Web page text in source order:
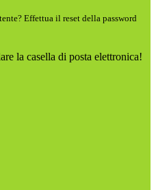
Effettua il reset della password
la casella di posta elettronica!